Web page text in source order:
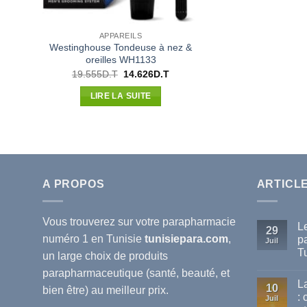
APPAREILS
Westinghouse Tondeuse à nez &
oreilles WH1133
19.555D.T Le
initial
était :
14.626D.TLe
LIRE LA SUITE
A PROPOS
Vous trouverez sur votre parapharmacie
numéro 1 en Tunisie tunisiepara.com,
un large choix de produits
parapharmaceutique (santé, beauté, et
bien être) au meilleur prix.
29
Juil
sur
10
Juil
: